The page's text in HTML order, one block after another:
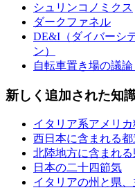
シュリンコノミクス
ダークファネル
DE&I（ダイバーシ
ン）
自転車置き場の議
新しく追加された知
イタリア系アメリカ
西日本に含まれる都
北陸地方に含まれる
日本の二十四節気
イタリアの州と県